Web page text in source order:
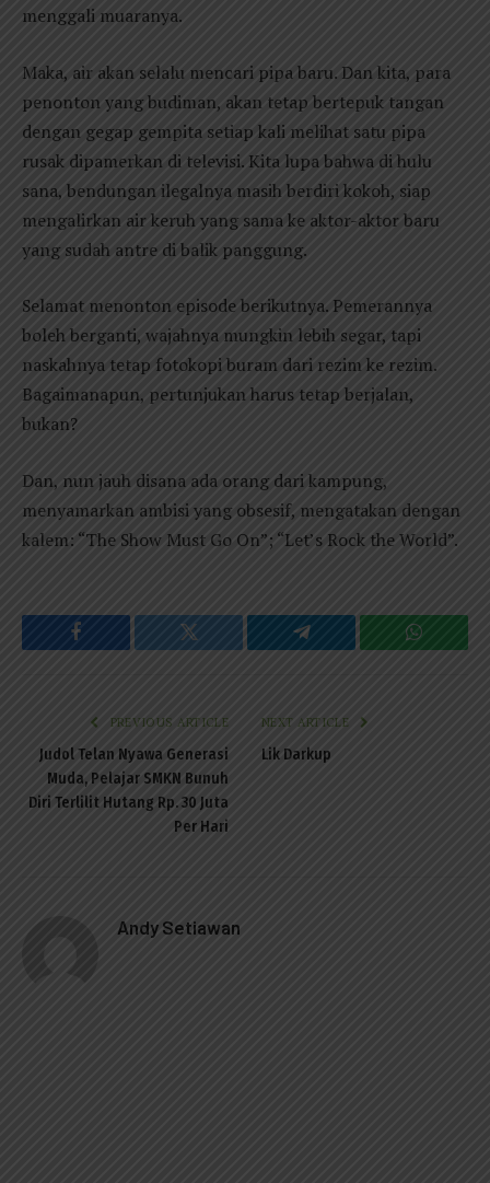
menggali muaranya.
Maka, air akan selalu mencari pipa baru. Dan kita, para
penonton yang budiman, akan tetap bertepuk tangan
dengan gegap gempita setiap kali melihat satu pipa
rusak dipamerkan di televisi. Kita lupa bahwa di hulu
sana, bendungan ilegalnya masih berdiri kokoh, siap
mengalirkan air keruh yang sama ke aktor-aktor baru
yang sudah antre di balik panggung.
Selamat menonton episode berikutnya. Pemerannya
boleh berganti, wajahnya mungkin lebih segar, tapi
naskahnya tetap fotokopi buram dari rezim ke rezim.
Bagaimanapun, pertunjukan harus tetap berjalan,
bukan?
Dan, nun jauh disana ada orang dari kampung,
menyamarkan ambisi yang obsesif, mengatakan dengan
kalem: “The Show Must Go On”; “Let’s Rock the World”.
Facebook Twitter Telegram
PREVIOUS ARTICLE
Judol Telan Nyawa Generasi
Muda, Pelajar SMKN Bunuh
Diri Terlilit Hutang Rp. 30 Juta
Per Hari
NEXT ARTICLE
Lik Darkup
Andy Setiawan